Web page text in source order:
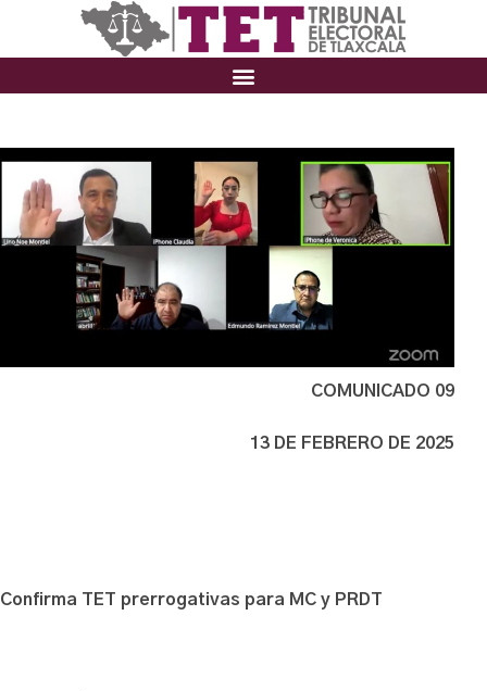
COMUNICADO 09
13 DE FEBRERO DE 2025
Confirma TET prerrogativas para MC y PRDT